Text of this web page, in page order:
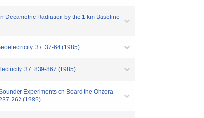
Decametric Radiation by the 1 km Baseline
37. 37-64 (1985)
37. 839-867 (1985)
Experiments on Board the Ohzora
262 (1985)